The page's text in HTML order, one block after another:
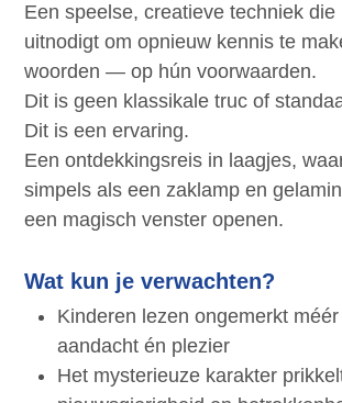
Een speelse, creatieve techniek die
uitnodigt om opnieuw kennis te
woorden — op hún voorwaarden.
Dit is geen klassikale truc of
Dit is een ervaring.
Een ontdekkingsreis in laagjes,
simpels als een zaklamp en
een magisch venster openen.
Wat kun je verwachten?
Kinderen lezen ongemerkt
aandacht én plezier
Het mysterieuze karakter